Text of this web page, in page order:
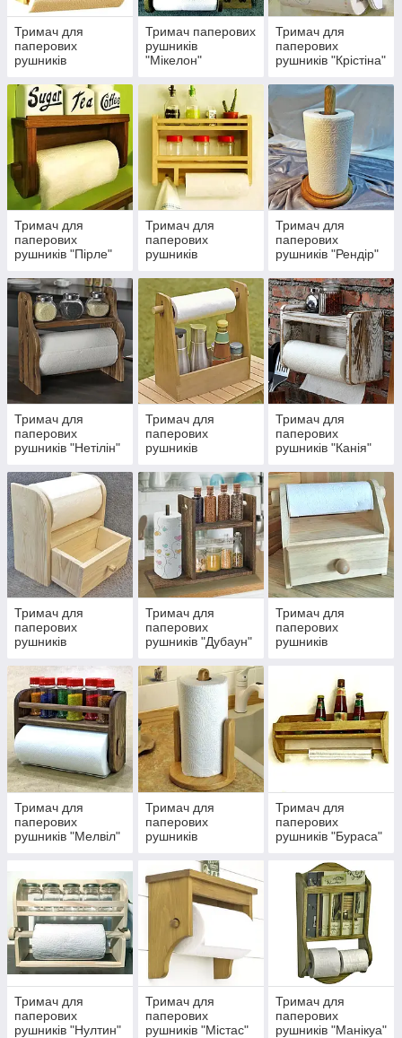
Тримач для
паперових
рушників
Тримач паперових
рушників
"Мікелон"
Тримач для
паперових
рушників "Крістіна"
Тримач для
паперових
рушників "Пірле"
Тримач для
паперових
рушників
Тримач для
паперових
рушників "Рендір"
Тримач для
паперових
рушників "Нетілін"
Тримач для
паперових
рушників
Тримач для
паперових
рушників "Канія"
Тримач для
паперових
рушників
Тримач для
паперових
рушників "Дубаун"
Тримач для
паперових
рушників
Тримач для
паперових
рушників "Мелвіл"
Тримач для
паперових
рушників
Тримач для
паперових
рушників "Бураса"
Тримач для
паперових
рушників "Нултин"
Тримач для
паперових
рушників "Містас"
Тримач для
паперових
рушників "Манікуа"